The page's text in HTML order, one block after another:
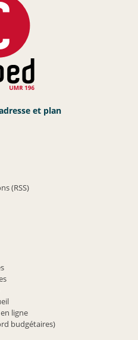
et plan
(RSS)
ligne
budgétaires)